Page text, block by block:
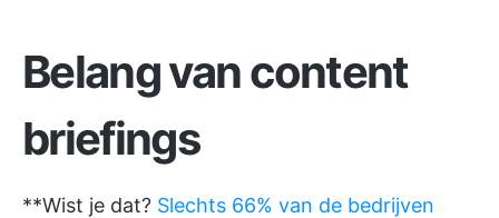
Belang van content
briefings
**Wist je dat? Slechts 66% van de bedrijven